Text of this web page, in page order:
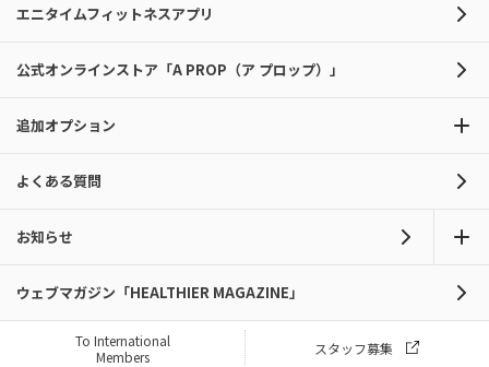
エニタイムフィットネスアプリ
公式オンラインストア「A PROP（ア プロップ）」
追加オプション
よくある質問
お知らせ
ウェブマガジン「HEALTHIER MAGAZINE」
To International
Members
スタッフ募集